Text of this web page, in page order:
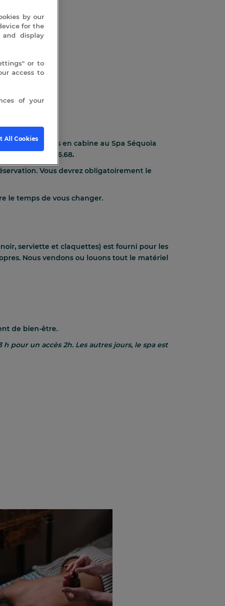
des soins en cabine au Spa Séquoia
le
04.75.37.46.68.
Vous devrez obligatoirement le
le temps de vous changer.
serviette et claquettes) est fourni pour les
Nous vendons ou louons tout le matériel
de bien-être.
h pour un accès 2h. Les autres jours, le spa est
by our
for the
display
or to
access to
of your
All Cookies